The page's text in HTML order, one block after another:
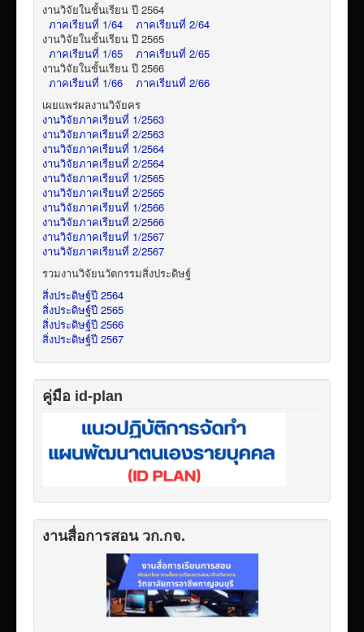
งานวิจัยในชั้นเรียน ปี 2564
ภาคเรียนที่ 1/64
ภาคเรียนที่ 2/64
งานวิจัยในชั้นเรียน ปี 2565
ภาคเรียนที่ 1/65
ภาคเรียนที่ 2/65
งานวิจัยในชั้นเรียน ปี 2566
ภาคเรียนที่ 1/66
ภาคเรียนที่ 2/66
เผยแพร่ผลงานวิจัยคร
งานวิจัยภาคเรียนที่ 1/2563
งานวิจัยภาคเรียนที่ 2/2563
งานวิจัยภาคเรียนที่ 1/2564
งานวิจัยภาคเรียนที่ 2/2564
งานวิจัยภาคเรียนที่ 1/2565
งานวิจัยภาคเรียนที่ 2/2565
งานวิจัยภาคเรียนที่ 1/2566
งานวิจัยภาคเรียนที่ 2/2566
งานวิจัยภาคเรียนที่ 1/2567
งานวิจัยภาคเรียนที่ 2/2567
รวมงานวิจัยนวัตกรรมสิ่งประดิษฐ์
สิ่งประดิษฐ์ปี 2564
สิ่งประดิษฐ์ปี 2565
สิ่งประดิษฐ์ปี 2566
สิ่งประดิษฐ์ปี 2567
คู่มือ id-plan
งานสื่อการสอน วก.กจ.